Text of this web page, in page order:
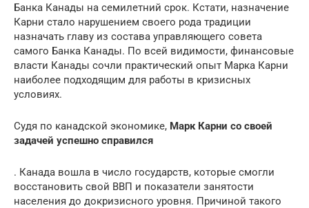
Банка Канады на семилетний срок. Кстати, назначение
Карни стало нарушением своего рода традиции
назначать главу из состава управляющего совета
самого Банка Канады. По всей видимости, финансовые
власти Канады сочли практический опыт Марка Карни
наиболее подходящим для работы в кризисных
условиях.
Судя по канадской экономике, Марк Карни со своей
задачей успешно справился
. Канада вошла в число государств, которые смогли
восстановить свой ВВП и показатели занятости
населения до докризисного уровня. Причиной такого